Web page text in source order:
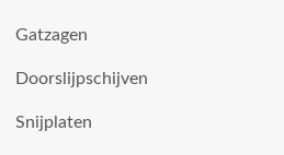
Gatzagen
Doorslijpschijven
Snijplaten